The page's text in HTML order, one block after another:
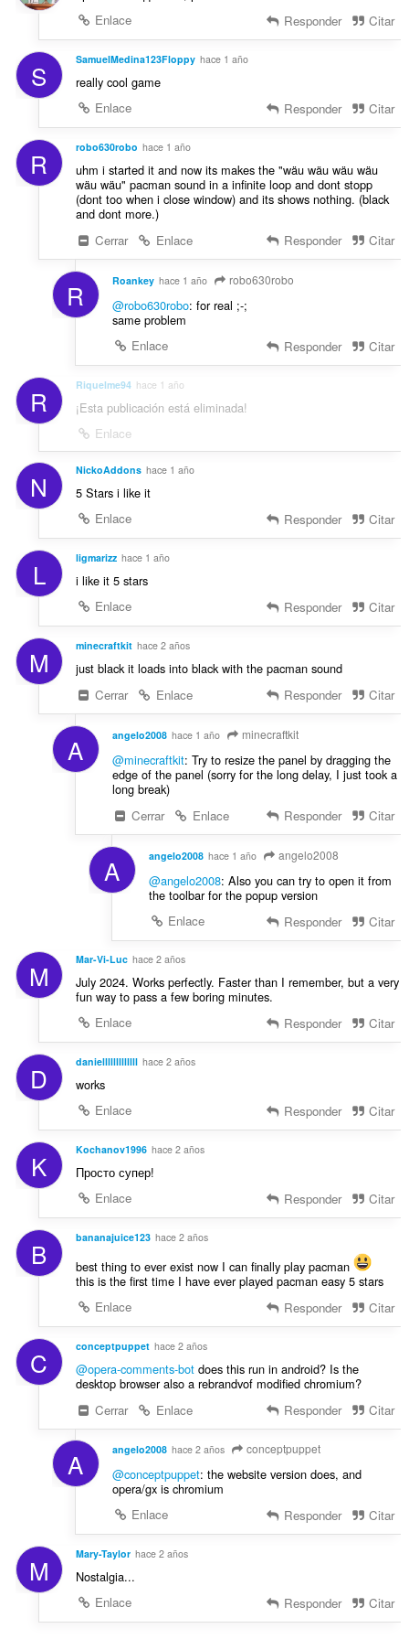
s
:
u
c
i
o
:
Enlace
Responder Citar
S SamuelMedina123Floppy hace 1 año
really cool game
Enlace
Responder Citar
R robo630robo hace 1 año
uhm i started it and now its makes the "wäu wäu wäu wäu
wäu wäu" pacman sound in a infinite loop and dont stopp
(dont too when i close window) and its shows nothing. (black
and dont more.)
Cerrar
Enlace Responder Citar
R Roankey hace 1 año robo630robo
@robo630robo: for real ;-;
same problem
Enlace
Responder Citar
R Riquelme94 hace 1 año
¡Esta publicación está eliminada!
Enlace
N NickoAddons hace 1 año
5 Stars i like it
Enlace
Responder Citar
L ligmarizz hace 1 año
i like it 5 stars
Enlace
Responder Citar
M minecraftkit hace 2 años
just black it loads into black with the pacman sound
Cerrar
Enlace Responder Citar
A angelo2008 hace 1 año minecraftkit
@minecraftkit: Try to resize the panel by dragging the
edge of the panel (sorry for the long delay, I just took a
long break)
Cerrar
Enlace Responder Citar
A angelo2008 hace 1 año angelo2008
@angelo2008: Also you can try to open it from
the toolbar for the popup version
Enlace
Responder Citar
M Mar-Vi-Luc hace 2 años
July 2024. Works perfectly. Faster than I remember, but a very
fun way to pass a few boring minutes.
Enlace
Responder Citar
D danielllllllllllll hace 2 años
works
Enlace
Responder Citar
K Kochanov1996 hace 2 años
Просто супер!
Enlace
Responder Citar
B bananajuice123 hace 2 años
best thing to ever exist now I can finally play pacman
this is the first time I have ever played pacman easy 5 stars
Enlace
Responder Citar
C conceptpuppet hace 2 años
@opera-comments-botdoes this run in android? Is the
desktop browser also a rebrandvof modified chromium?
Cerrar
Enlace Responder Citar
A angelo2008 hace 2 años conceptpuppet
@conceptpuppet: the website version does, and
opera/gx is chromium
Enlace
Responder Citar
M Mary-Taylor hace 2 años
Nostalgia...
Enlace
Responder Citar